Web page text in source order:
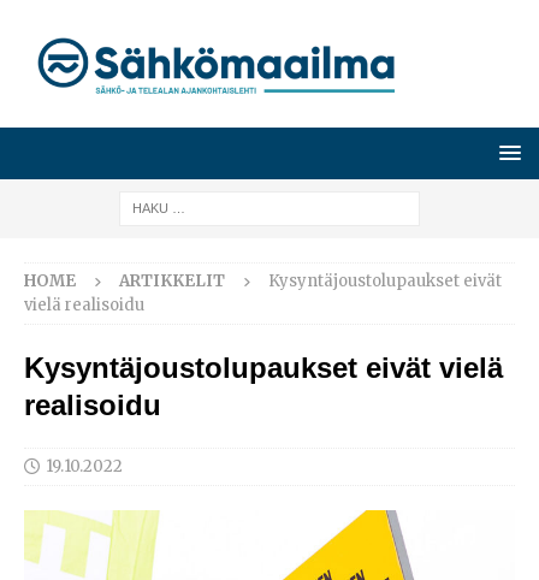
HOME ARTIKKELIT
Kysyntäjoustolupaukset eivät
vielä realisoidu
Kysyntäjoustolupaukset eivät vielä
realisoidu
19.10.2022